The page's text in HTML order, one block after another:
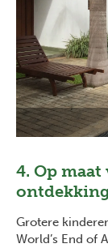
4. Op
Grotere
World’s End of